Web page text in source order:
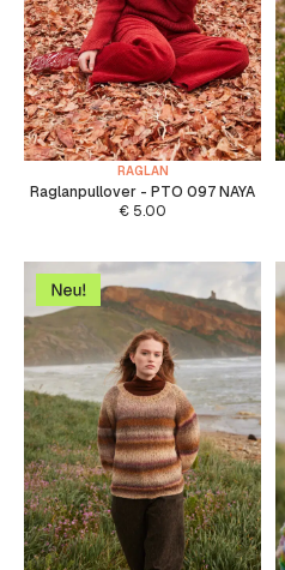
RAGLAN
Raglanpullover - PTO 097 NAYA
€ 5.00